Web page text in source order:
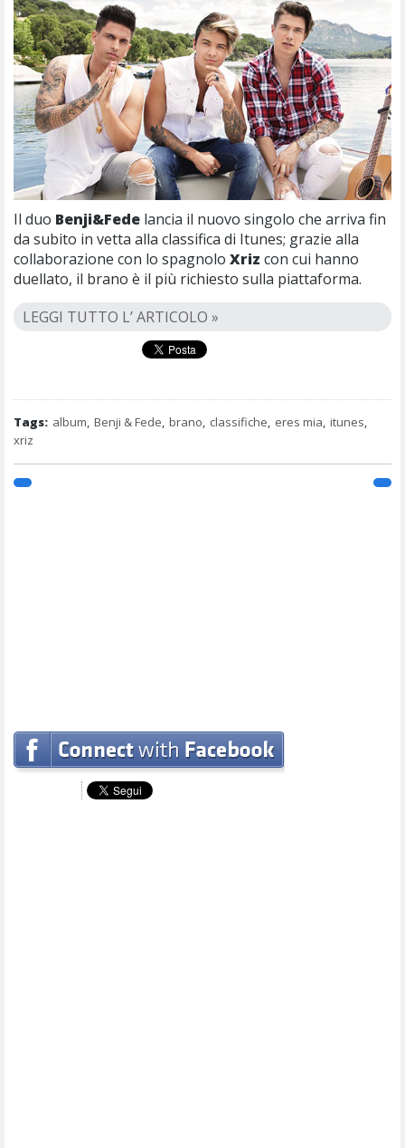
Il duo Benji&Fede lancia il nuovo singolo che arriva fin
da subito in vetta alla classifica di Itunes; grazie alla
collaborazione con lo spagnolo Xriz con cui hanno
duellato, il brano è il più richiesto sulla piattaforma.
LEGGI TUTTO L’ ARTICOLO »
Tags: album Benji & Fede brano classifiche eres mia itunes
xriz